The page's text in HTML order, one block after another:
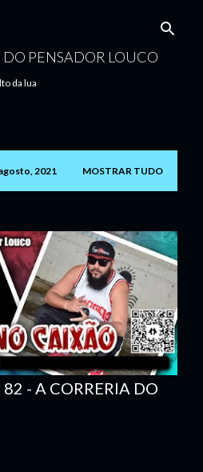
PENSADOR LOUCO
da lua
2021 MOSTRAR TUDO
- A CORRERIA DO